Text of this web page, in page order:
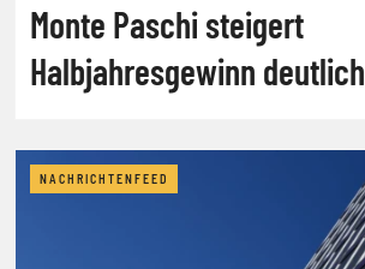
Monte Paschi steigert
Halbjahresgewinn deutlich
NACHRICHTENFEED